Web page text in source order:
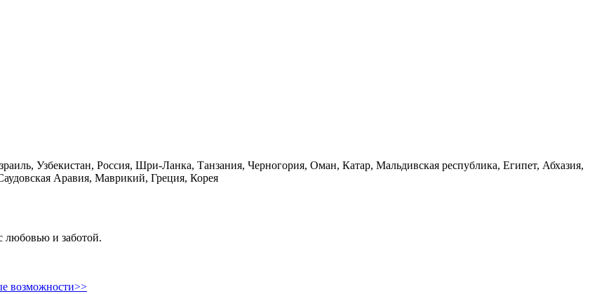
Узбекистан, Россия, Шри-Ланка, Танзания, Черногория, Оман, Катар, Мальдивская республика, Египет, Абхазия,
Аравия, Маврикий, Греция, Корея
любовью и заботой.
возможности>>